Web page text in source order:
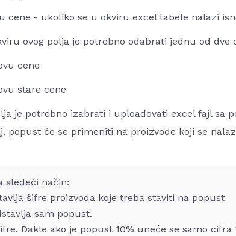
cene - ukoliko se u okviru excel tabele nalazi
ovog polja je potrebno odabrati jednu od dve
cene
stare cene
je potrebno izabrati i uploadovati excel fajl sa
popust će se primeniti na proizvode koji se
sledeći način:
proizvoda koje treba staviti na popust
sam popust.
Dakle ako je popust 10% uneće se samo cifra